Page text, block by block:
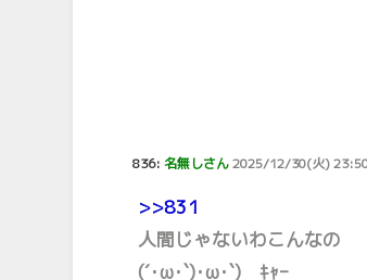
836:名無しさん2025/12/30(火)
>>831
人間じゃないわこんなの
(´･ω･`)･ω･`) ｷｬｰ